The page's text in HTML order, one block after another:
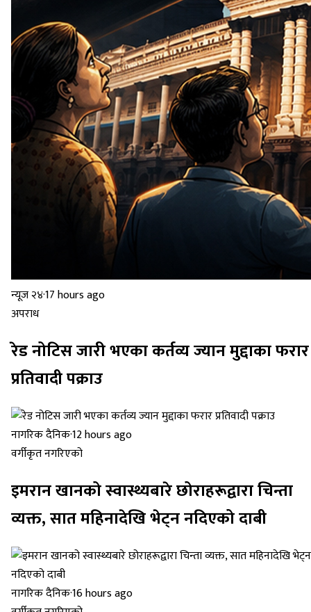
न्यूज २४·17 hours ago
अपराध
रेड नोटिस जारी भएका कर्तव्य ज्यान मुद्दाका फरार
प्रतिवादी पक्राउ
नागरिक दैनिक·12 hours ago
वर्गीकृत नगरिएको
इमरान खानको स्वास्थ्यबारे छोराहरूद्वारा चिन्ता
व्यक्त, सात महिनादेखि भेट्न नदिएको दाबी
नागरिक दैनिक·16 hours ago